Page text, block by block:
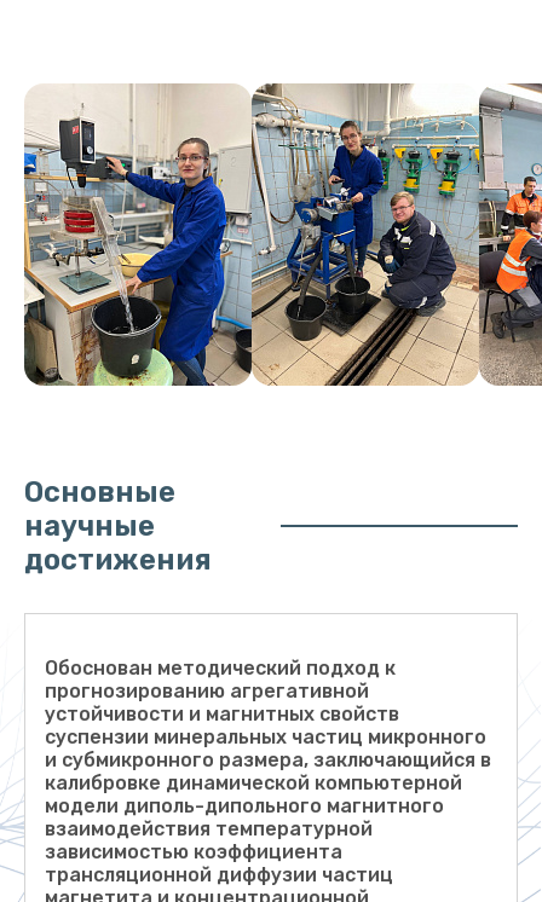
Основные
научные
достижения
Обоснован методический подход к
прогнозированию агрегативной
устойчивости и магнитных свойств
суспензии минеральных частиц микронного
и субмикронного размера, заключающийся в
калибровке динамической компьютерной
модели диполь-дипольного магнитного
взаимодействия температурной
зависимостью коэффициента
трансляционной диффузии частиц